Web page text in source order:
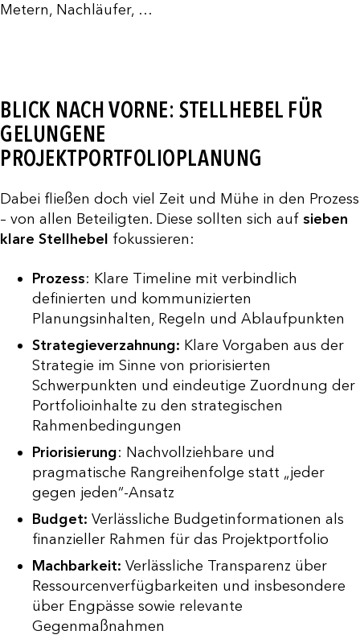
Metern, Nachläufer, …
BLICK NACH VORNE: STELLHEBEL FÜR
GELUNGENE
PROJEKTPORTFOLIOPLANUNG
Dabei fließen doch viel Zeit und Mühe in den Prozess
– von allen Beteiligten. Diese sollten sich auf sieben
klare Stellhebel fokussieren:
Prozess: Klare Timeline mit verbindlich
definierten und kommunizierten
Planungsinhalten, Regeln und Ablaufpunkten
Strategieverzahnung: Klare Vorgaben aus der
Strategie im Sinne von priorisierten
Schwerpunkten und eindeutige Zuordnung der
Portfolioinhalte zu den strategischen
Rahmenbedingungen
Priorisierung: Nachvollziehbare und
pragmatische Rangreihenfolge statt „jeder
gegen jeden“-Ansatz
Budget: Verlässliche Budgetinformationen als
finanzieller Rahmen für das Projektportfolio
Machbarkeit: Verlässliche Transparenz über
Ressourcenverfügbarkeiten und insbesondere
über Engpässe sowie relevante
Gegenmaßnahmen